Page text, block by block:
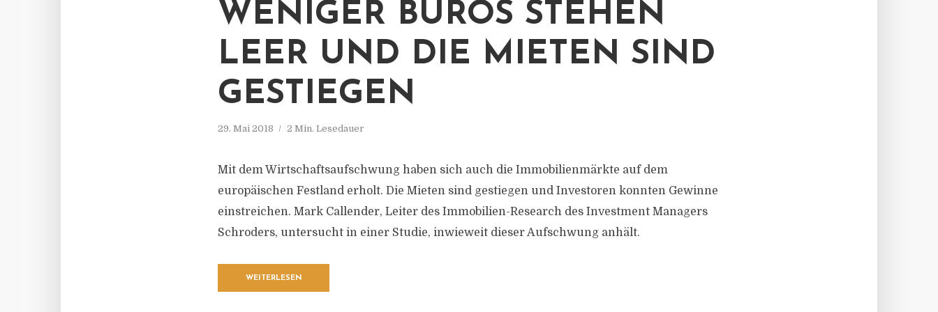
ENIGER BÜROS STEHEN L
EER UND DIE MIETEN SIND G
ESTIEGEN
29. Mai 2018 2 Min. Lesedauer
Mit dem Wirtschaftsaufschwung haben sich auch die Immobilienmärkte auf dem
europäischen Festland erholt. Die Mieten sind gestiegen und Investoren konnten Gewinne
einstreichen. Mark Callender, Leiter des Immobilien-Research des Investment Managers
Schroders, untersucht in einer Studie, inwieweit dieser Aufschwung anhält.
WEITERLESEN